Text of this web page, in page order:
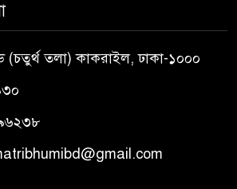
তলা) কাকরাইল, ঢাকা-১০০০